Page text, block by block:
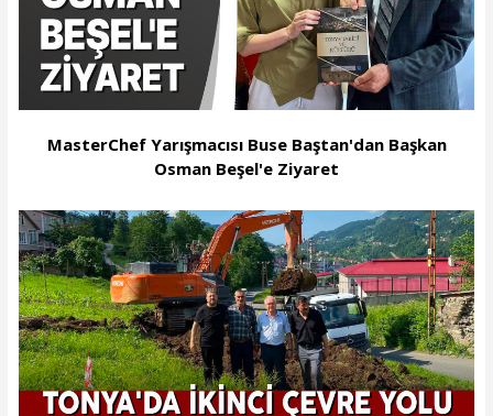
MasterChef Yarışmacısı Buse Baştan'dan Başkan
Osman Beşel'e Ziyaret